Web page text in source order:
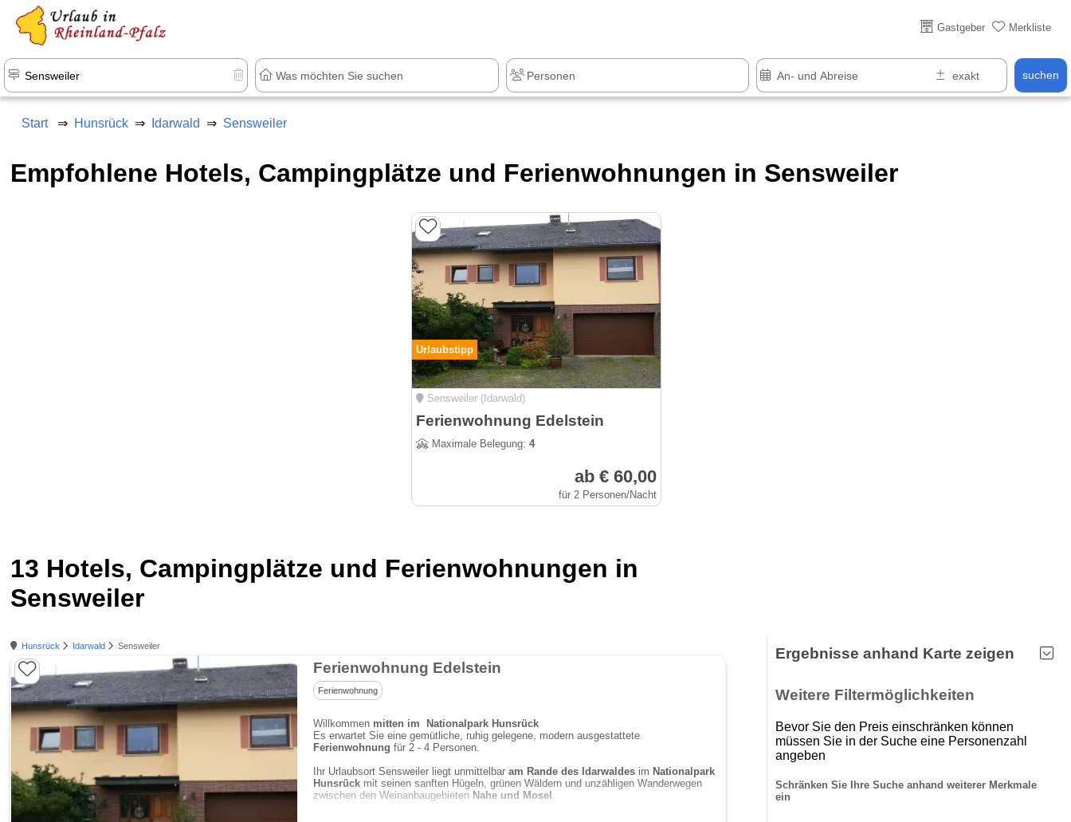
Gastgeber Merkliste
suchen
Über 25 Jahre online
Start Hunsrück Idarwald Sensweiler
Empfohlene Hotels, Campingplätze und Ferienwohnungen in Sensweiler
Urlaubstipp
Sensweiler (Idarwald)
Ferienwohnung Edelstein
Maximale Belegung: 4
ab € 60,00
für 2 Personen/Nacht
13 Hotels, Campingplätze und Ferienwohnungen in
Sensweiler
Hunsrück Idarwald Sensweiler
Ferienwohnung Edelstein
Ferienwohnung
Willkommenmitten im Nationalpark Hunsrück
Es erwartet Sie eine gemütliche, ruhig gelegene, modern ausgestattete
Ferienwohnung für 2 - 4 Personen.
Ihr Urlaubsort Sensweiler liegt unmittelbar am Rande des Idarwaldesim Nationalpark
Hunsrück mit seinen sanften Hügeln, grünen Wäldern und unzähligen Wanderwegen
zwischen den Weinanbaugebieten Nahe und Mosel.
Ergebnisse anhand Karte zeigen
Weitere Filtermöglichkeiten
Bevor Sie den Preis einschränken können
müssen Sie in der Suche eine Personenzahl
angeben
Schränken Sie Ihre Suche anhand weiterer Merkmale
ein